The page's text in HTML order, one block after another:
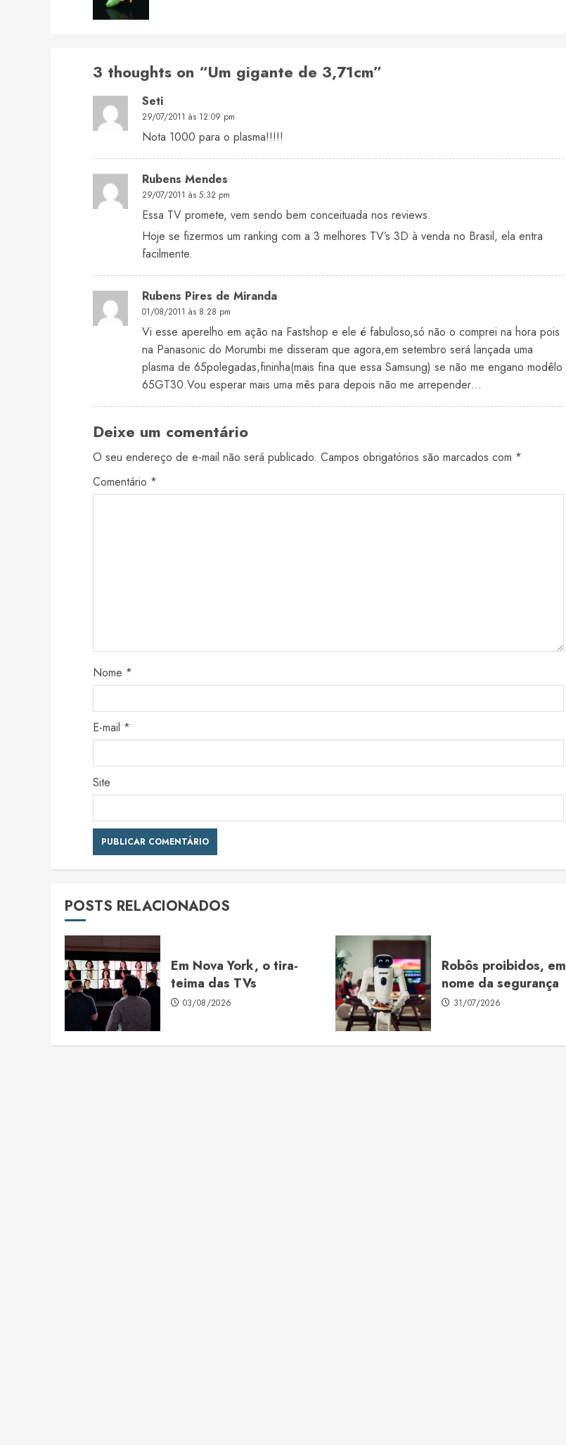
3 thoughts on “Um gigante de 3,71cm”
Seti
29/07/2011 às 12:09 pm
Nota 1000 para o plasma!!!!!
Rubens Mendes
29/07/2011 às 5:32 pm
Essa TV promete, vem sendo bem conceituada nos reviews.
Hoje se fizermos um ranking com a 3 melhores TV’s 3D à venda no Brasil, ela entra
facilmente.
Rubens Pires de Miranda
01/08/2011 às 8:28 pm
Vi esse aperelho em ação na Fastshop e ele é fabuloso,só não o comprei na hora pois
na Panasonic do Morumbi me disseram que agora,em setembro será lançada uma
plasma de 65polegadas,fininha(mais fina que essa Samsung) se não me engano modêlo
65GT30.Vou esperar mais uma mês para depois não me arrepender…
Deixe um comentário
O seu endereço de e-mail não será publicado. Campos obrigatórios são marcados com *
Comentário *
Nome *
E-mail *
Site
POSTS RELACIONADOS
Em Nova York, o tira-
teima das TVs
03/08/2026
Robôs proibidos, em
nome da segurança
31/07/2026